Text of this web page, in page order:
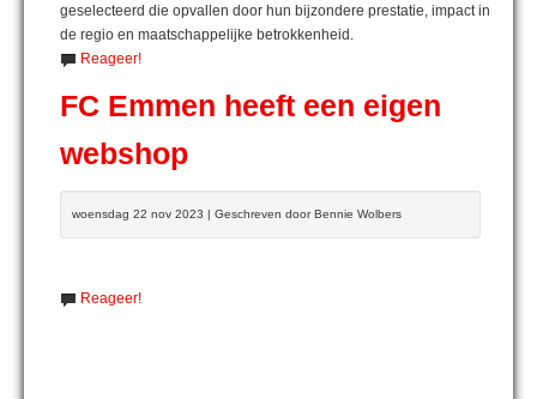
geselecteerd die opvallen door hun bijzondere prestatie, impact in
de regio en maatschappelijke betrokkenheid.
Reageer!
FC Emmen heeft een eigen
webshop
woensdag 22 nov 2023 | Geschreven door Bennie Wolbers
Reageer!